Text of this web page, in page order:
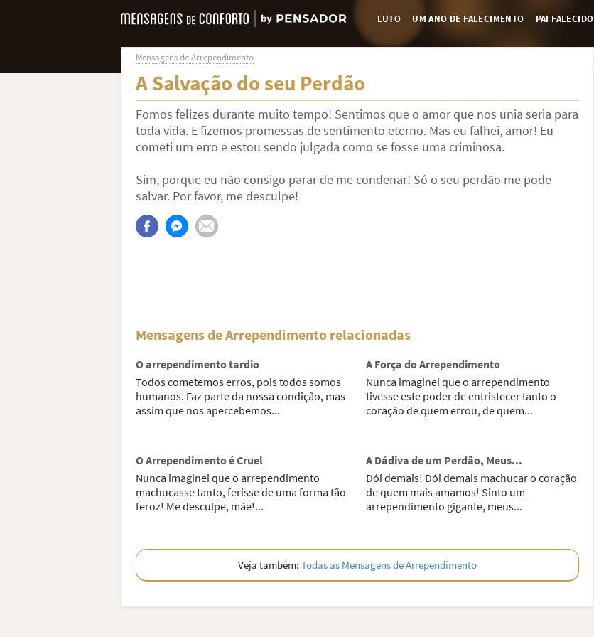
LUTO UM ANO DE FALECIMENTO PAI FALECIDO
Mensagens de Arrependimento
A Salvação do seu Perdão
Fomos felizes durante muito tempo! Sentimos que o amor que nos unia seria para
toda vida. E fizemos promessas de sentimento eterno. Mas eu falhei, amor! Eu
cometi um erro e estou sendo julgada como se fosse uma criminosa.
Sim, porque eu não consigo parar de me condenar! Só o seu perdão me pode
salvar. Por favor, me desculpe!
Mensagens de Arrependimento relacionadas
O arrependimento tardio
Todos cometemos erros, pois todos somos
humanos. Faz parte da nossa condição, mas
assim que nos apercebemos...
A Força do Arrependimento
Nunca imaginei que o arrependimento
tivesse este poder de entristecer tanto o
coração de quem errou, de quem...
O Arrependimento é Cruel
Nunca imaginei que o arrependimento
machucasse tanto, ferisse de uma forma tão
feroz! Me desculpe, mãe!...
A Dádiva de um Perdão, Meus...
Dói demais! Dói demais machucar o coração
de quem mais amamos! Sinto um
arrependimento gigante, meus...
Veja também: Todas as Mensagens de Arrependimento